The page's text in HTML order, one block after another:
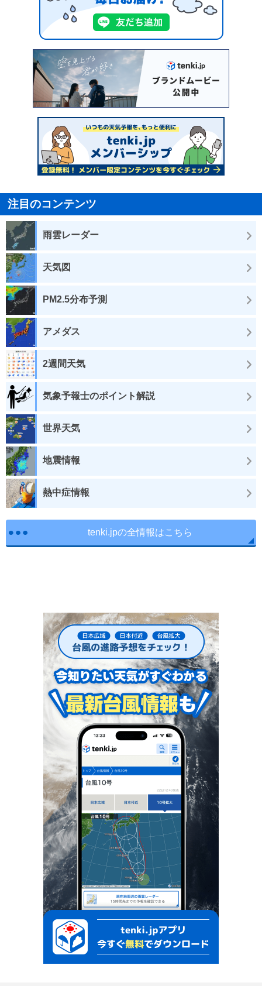
注目のコンテンツ
雨雲レーダー
天気図
PM2.5分布予測
アメダス
2週間天気
気象予報士のポイント解説
世界天気
地震情報
熱中症情報
tenki.jpの全情報はこちら